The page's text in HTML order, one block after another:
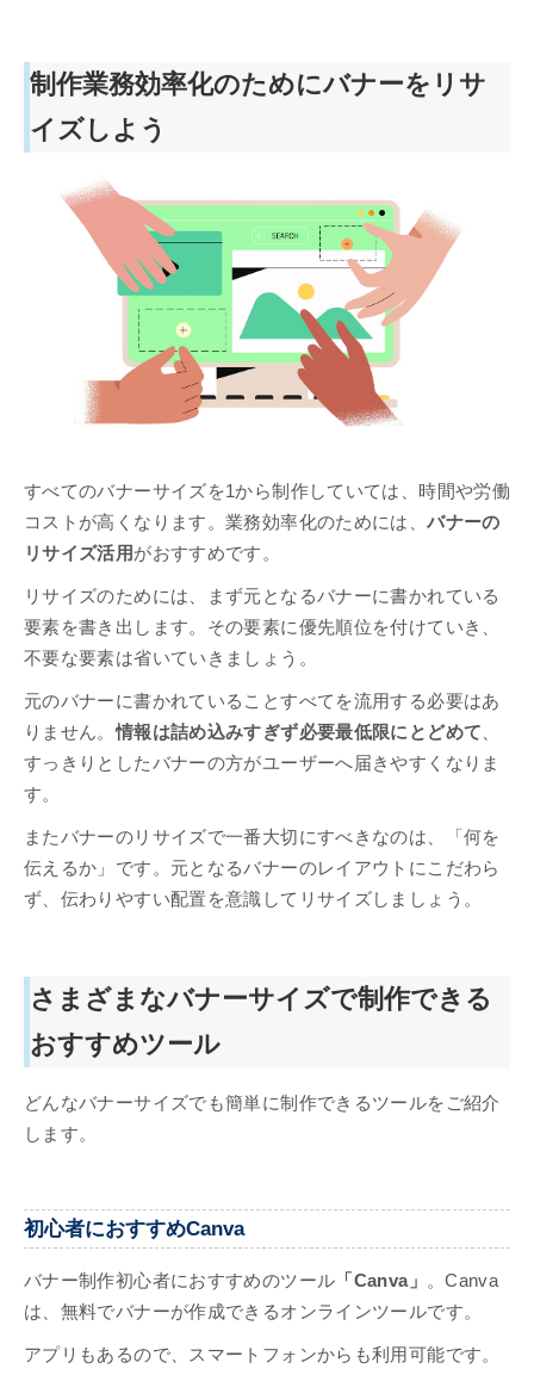
制作業務効率化のためにバナーをリサ
イズしよう
すべてのバナーサイズを1から制作していては、時間や労働
コストが高くなります。業務効率化のためには、バナーの
リサイズ活用がおすすめです。
リサイズのためには、まず元となるバナーに書かれている
要素を書き出します。その要素に優先順位を付けていき、
不要な要素は省いていきましょう。
元のバナーに書かれていることすべてを流用する必要はあ
りません。情報は詰め込みすぎず必要最低限にとどめて、
すっきりとしたバナーの方がユーザーへ届きやすくなりま
す。
またバナーのリサイズで一番大切にすべきなのは、「何を
伝えるか」です。元となるバナーのレイアウトにこだわら
ず、伝わりやすい配置を意識してリサイズしましょう。
さまざまなバナーサイズで制作できる
おすすめツール
どんなバナーサイズでも簡単に制作できるツールをご紹介
します。
初心者におすすめCanva
バナー制作初心者におすすめのツール 「Canva」 。Canva
は、無料でバナーが作成できるオンラインツールです。
アプリもあるので、スマートフォンからも利用可能です。